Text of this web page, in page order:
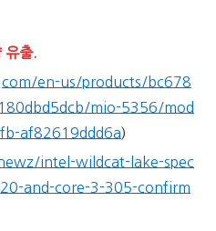
유출.
en-us/products/bc678
mio-5356/mod
af82619ddd6a)
intel-wildcat-lake-spec
and-core-3-305-confirm